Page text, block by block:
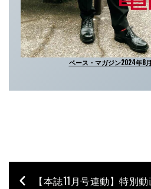
ベース・マガジン2024年8月